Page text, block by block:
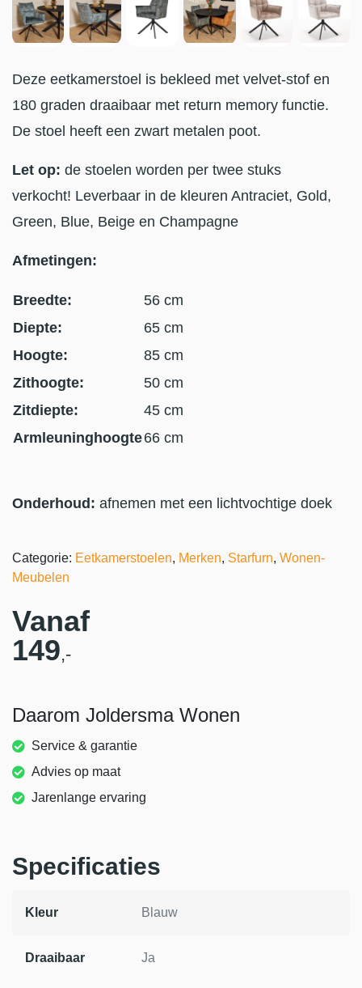
Deze eetkamerstoel is bekleed met velvet-stof en
180 graden draaibaar met return memory functie.
De stoel heeft een zwart metalen poot.
Let op: de stoelen worden per twee stuks
verkocht! Leverbaar in de kleuren Antraciet, Gold,
Green, Blue, Beige en Champagne
Afmetingen:
Breedte:
56 cm
Diepte:
65 cm
Hoogte:
85 cm
Zithoogte:
50 cm
Zitdiepte:
45 cm
Armleuninghoogte66 cm
Onderhoud: afnemen met een lichtvochtige doek
Categorie: Eetkamerstoelen, Merken, Starfurn, Wonen-
Meubelen
Vanaf
149,-
Daarom Joldersma Wonen
Service & garantie
Advies op maat
Jarenlange ervaring
Specificaties
Kleur Blauw
Draaibaar Ja